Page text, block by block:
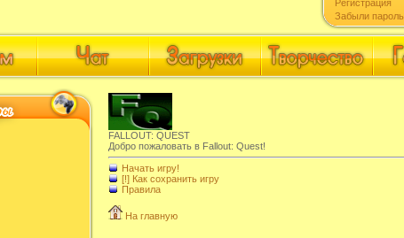
Регистрация
Забыли
FALLOUT: QUEST
Добро пожаловать в Fallout: Quest!
Начать игру!
[!] Как сохранить игру
Правила
На главную